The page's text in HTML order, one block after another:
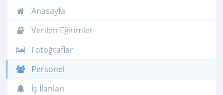
Anasayfa
Verilen Eğitimler
Fotoğraflar
Personel
İş İlanları